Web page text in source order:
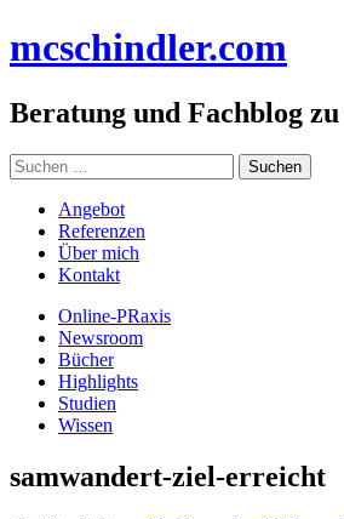
Inhalt
mcschindler.com
Beratung und Fachblog
Suchen
nach:
Angebot
Referenzen
Über mich
Kontakt
Online-PRaxis
Newsroom
Bücher
Highlights
Studien
Wissen
samwandert-ziel-erreicht